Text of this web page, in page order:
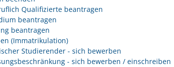
Qualifizierte beantragen
beantragen
beantragen
(Immatrikulation)
Studierender - sich bewerben
- sich bewerben / einschreiben